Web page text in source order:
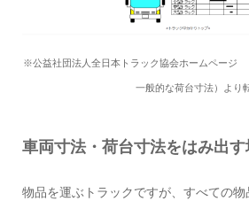
※公益社団法人全日本トラック協会ホームページ
一般的な荷台寸法）より
車両寸法・荷台寸法をはみ出す
物品を運ぶトラックですが、すべての